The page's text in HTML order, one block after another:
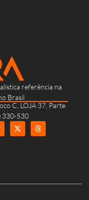
referência na
Brasil
C, LOJA 37, Parte
530